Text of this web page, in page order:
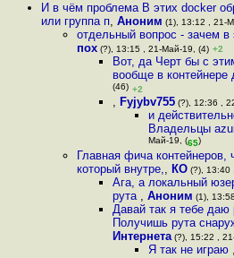
И в чём проблема В этих docker
или группа п, Аноним (1), 13:12 , 21-
отдельный вопрос - зачем
пох (?), 13:15 , 21-Май-19, (4) +2
Вот, да Черт бы с
вообще в контейнере
(46) +2
, Fyjybv755 (?), 12:36 ,
и
Владельцы
Май-19, (65)
Главная фича контейнеров,
который внутре,, КО (?), 13:40
Ага, а локальный
рута , Аноним (1),
Давай так я тебе даю
Получишь рута
Интернета (?), 15:22 ,
Я так не играю ,